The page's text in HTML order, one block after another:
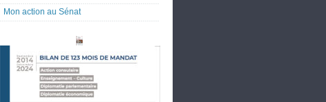
Mon action au Sénat